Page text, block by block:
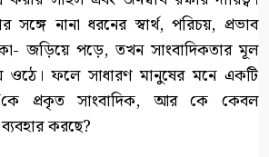
নানা ধরনের স্বার্থ, পরিচয়, প্রভাব
জড়িয়ে পড়ে, তখন সাংবাদিকতার মূল
ওঠে। ফলে সাধারণ মানুষের মনে একটি
প্রকৃত সাংবাদিক, আর কে কেবল
করছে?